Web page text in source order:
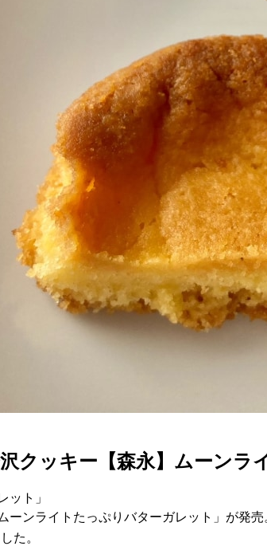
クッキー【森永】ムーンラ
ット」
ーンライトたっぷりバターガレット」が発売
た。